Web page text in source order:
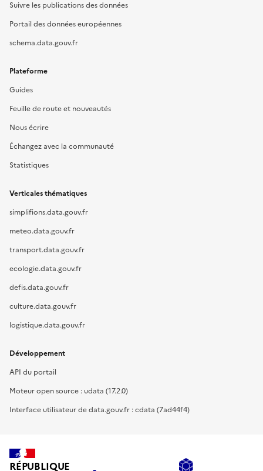
Suivre les publications des données
Portail des données européennes
schema.data.gouv.fr
Plateforme
Guides
Feuille de route et nouveautés
Nous écrire
Échangez avec la communauté
Statistiques
Verticales thématiques
simplifions.data.gouv.fr
meteo.data.gouv.fr
transport.data.gouv.fr
ecologie.data.gouv.fr
defis.data.gouv.fr
culture.data.gouv.fr
logistique.data.gouv.fr
Développement
API du portail
Moteur open source : udata (17.2.0)
Interface utilisateur de data.gouv.fr : cdata (7ad44f4)
RÉPUBLIQUE